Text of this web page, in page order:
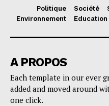
Politique Société
Environnement
Education
A PROPOS
Each template in our ever
added and moved around
one click.